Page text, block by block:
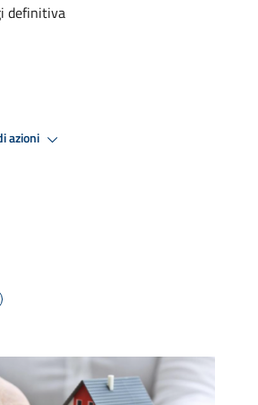
definitiva
azioni